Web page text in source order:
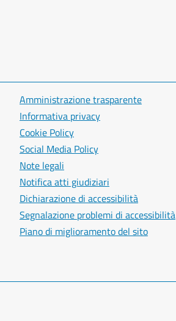
Amministrazione trasparente
Informativa privacy
Cookie Policy
Social Media Policy
Note legali
Notifica atti giudiziari
Dichiarazione di accessibilità
Segnalazione problemi di accessibilità
Piano di miglioramento del sito